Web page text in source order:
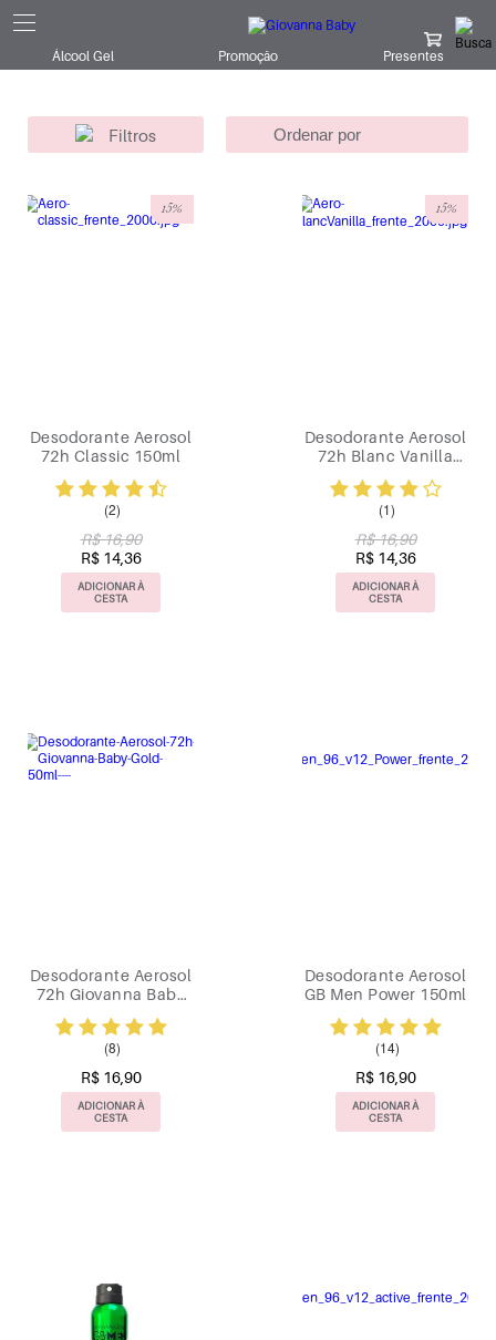
Álcool Gel Promoção Presentes
Giovanna Baby Desodorantes
Filtros
15%
Desodorante Aerosol
72h Classic 150ml
(2)
R$ 16,90
R$ 14,36
ADICIONAR À
CESTA
15%
Desodorante Aerosol
72h Blanc Vanilla
(1)
R$ 16,90
R$ 14,36
ADICIONAR À
CESTA
Desodorante Aerosol
72h Giovanna Baby
(8)
R$ 16,90
ADICIONAR À
CESTA
Desodorante Aerosol
GB Men Power 150ml
(14)
R$ 16,90
ADICIONAR À
CESTA